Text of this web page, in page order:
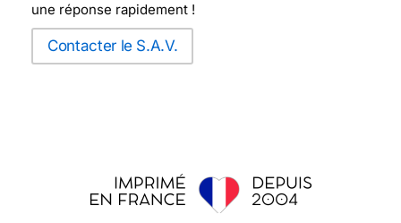
une réponse rapidement !
Contacter le S.A.V.